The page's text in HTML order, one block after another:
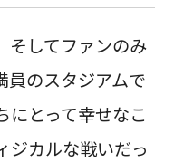
そしてファンのみ
員のスタジアムで
にとって幸せなこ
ジカルな戦いだっ